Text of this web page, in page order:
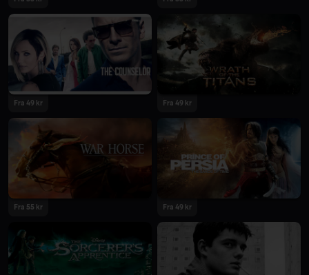
Fra 49 kr Fra 49 kr
Fra 55 kr Fra 49 kr